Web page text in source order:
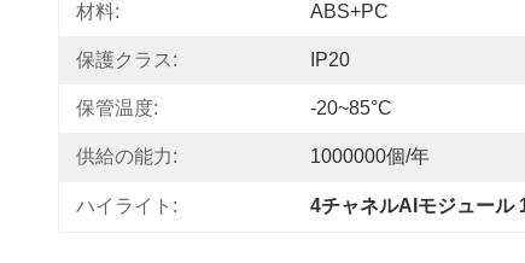
材料: ABS+PC
保護クラス: IP20
保管温度: -20~85°C
供給の能力: 1000000個/年
ハイライト: 4チャネルAIモジュール